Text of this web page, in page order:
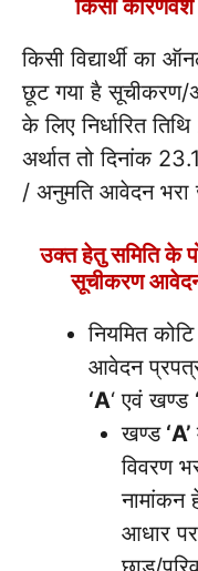
किसी
किसी विद्यार्थी का
छूट गया है
के लिए निर्धारित
अर्थात तो दिनांक
/ अनुमति आवेदन भरा
उक्त हेतु समिति के
सूचीकरण
नियमित
आवेदन
‘A‘ एवं खण्ड
खण्ड‘A’
विवरण
नामांकन
आधार पर